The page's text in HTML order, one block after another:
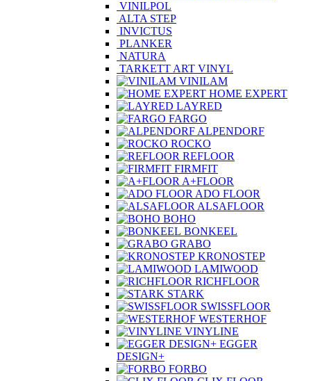
ART VINYL
VINILAM
HOME EXPERT
LAYRED
FARGO
ALPENDORF
ROCKO
REFLOOR
FIRMFIT
A+FLOOR
ADO FLOOR
BOHO
BONKEEL
GRABO
KRONOSTEP
LAMIWOOD
RICHFLOOR
STARK
SWISSFLOOR
WESTERHOF
VINYLINE
DESIGN+